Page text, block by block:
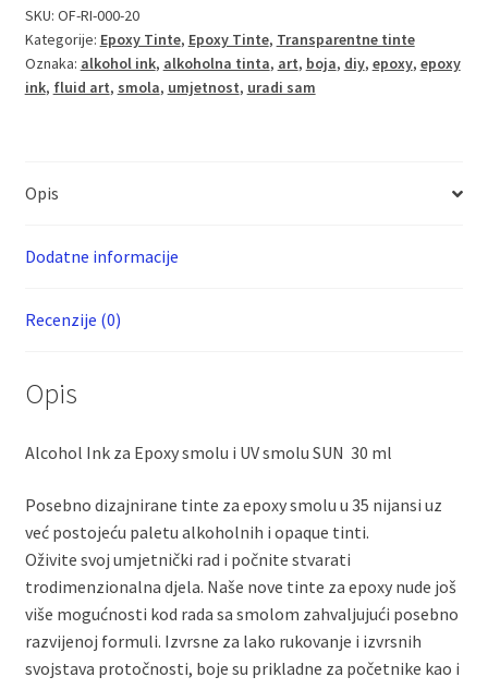
smolu
i
UV
smolu
količina
SKU: OF-RI-000-20
Kategorije: Epoxy Tinte, Epoxy Tinte, Transparentne tinte
Oznaka: alkohol ink, alkoholna tinta, art, boja, diy, epoxy, epoxy
ink, fluid art, smola, umjetnost, uradi sam
Opis
Dodatne informacije
Recenzije (0)
Opis
Alcohol Ink za Epoxy smolu i UV smolu SUN 30 ml
Posebno dizajnirane tinte za epoxy smolu u 35 nijansi uz
već postojeću paletu alkoholnih i opaque tinti.
Oživite svoj umjetnički rad i počnite stvarati
trodimenzionalna djela. Naše nove tinte za epoxy nude još
više mogućnosti kod rada sa smolom zahvaljujući posebno
razvijenoj formuli. Izvrsne za lako rukovanje i izvrsnih
svojstava protočnosti, boje su prikladne za početnike kao i